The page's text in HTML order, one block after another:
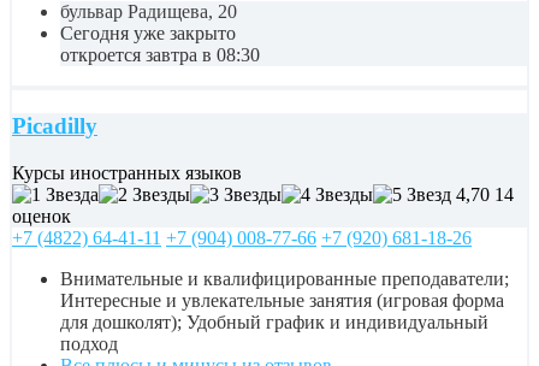
бульвар Радищева, 20
Сегодня уже закрыто
откроется завтра в 08:30
Picadilly
Курсы иностранных языков
4,70 14
оценок
+7 (4822) 64-41-11 +7 (904) 008-77-66 +7 (920) 681-18-26
Внимательные и квалифицированные преподаватели;
Интересные и увлекательные занятия (игровая форма
для дошколят); Удобный график и индивидуальный
подход